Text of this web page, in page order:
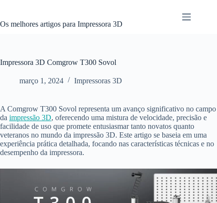
o
Os melhores artigos para Impressora 3D
Impressora 3D Comgrow T300 Sovol
março 1, 2024 Impressoras 3D
A Comgrow T300 Sovol representa um avanço significativo no campo
da impressão 3D, oferecendo uma mistura de velocidade, precisão e
facilidade de uso que promete entusiasmar tanto novatos quanto
veteranos no mundo da impressão 3D. Este artigo se baseia em uma
experiência prática detalhada, focando nas características técnicas e no
desempenho da impressora.